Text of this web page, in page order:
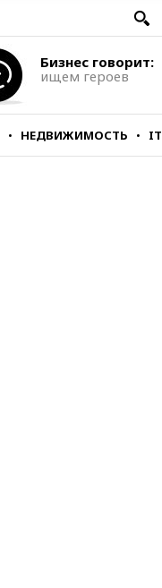
Бизнес говорит:
ищем героев
НЕДВИЖИМОСТЬ IT